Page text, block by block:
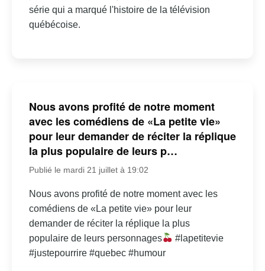
série qui a marqué l'histoire de la télévision
québécoise.
Nous avons profité de notre moment
avec les comédiens de «La petite vie»
pour leur demander de réciter la réplique
la plus populaire de leurs p…
Publié le mardi 21 juillet à 19:02
Nous avons profité de notre moment avec les
comédiens de «La petite vie» pour leur
demander de réciter la réplique la plus
populaire de leurs personnages
#lapetitevie
#justepourrire #quebec #humour